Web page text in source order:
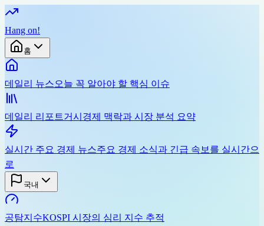
Hang on!
홈
데일리 뉴스오늘 꼭 알아야 할 핵심 이슈
데일리 리포트거시경제 맥락과 시장 분석 요약
실시간 주요 경제 뉴스주요 경제 소식과 긴급 속보를 실시간으
로
국내
공탐지수KOSPI 시장의 심리 지수 추적